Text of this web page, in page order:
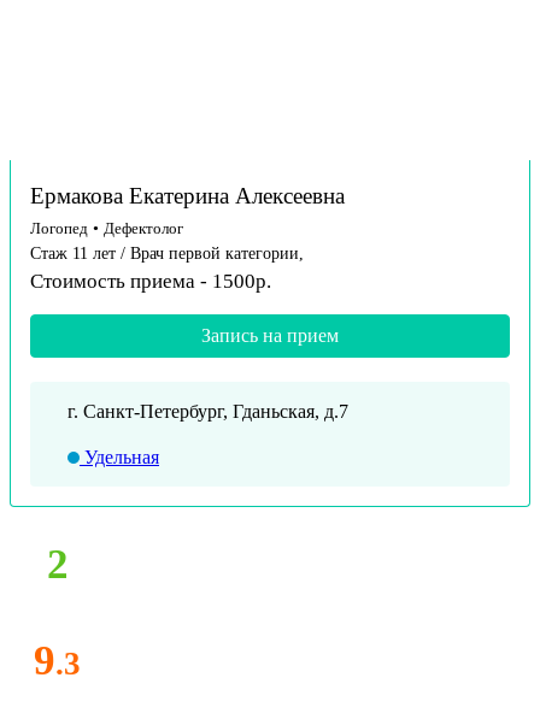
Ермакова Екатерина Алексеевна
Логопед • Дефектолог
Стаж 11 лет / Врач первой категории,
Стоимость приема - 1500р.
Запись на прием
г. Санкт-Петербург, Гданьская, д.7
Удельная
2
9.3